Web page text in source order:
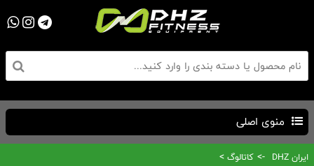
منوی اصلی
ایران DHZ -> کاتالوگ>